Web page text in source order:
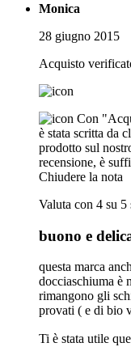
Monica
28 giugno 2015
Acquisto
Con
è stata scritta da
prodotto sul
recensione, è
Chiudere la nota
Valuta con 4 su 5
buono e
questa marca
docciaschiuma è
rimangono gli
provati ( e di bio
Ti è stata utile